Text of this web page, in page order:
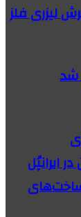
لیزری فلز
ایرانپُل